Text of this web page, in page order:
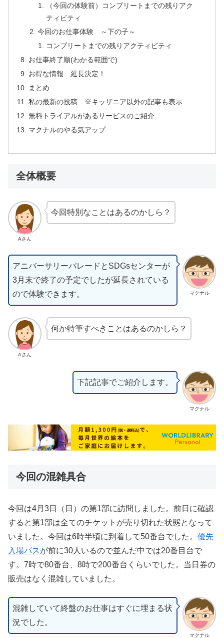
（今回の体験前）コンプリートまでの残りアク
ティビティ
今回のお仕事体験 ～下の子～
コンプリートまでの残りアクティビティ
お仕事終了順(わかる範囲で)
お得な情報 延長決定！
まとめ
私の最新の投稿 ※キッザニア以外の記事も表示
無料トライアルがあるサービスのご紹介
マクナルのやる気アップ
全体概要
Aさん
今回特別なことはあるのかしら？
マクナル
アニバーサリーパレードとSDGsセンターが
3月末で終了の予定でしたが延長されている
ので体験できます。
Aさん
何か特筆すべきことはあるのかしら？
マクナル
下記記事でご紹介します。
今回の混雑具合
今回は4月3日（日）の第1部に訪問しました。前日に確認
すると第1部は全てのチケットが売り切れた状態となって
いました。今回は6時半頃に到着して50番台でした。 優先
入場パスが前に30人いるので並んだ中では20番目台で
す。7時で80番台、8時で200番台くらいでした。当日券の
販売はなく混雑していました。
マクナル
混雑していて終盤のお仕事はすぐに埋まる状
況でした。